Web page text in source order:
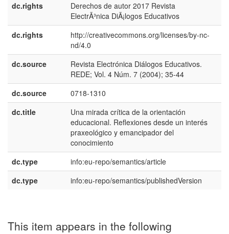
dc.rights
Derechos de autor 2017 Revista
ElectrÃ³nica DiÃ¡logos Educativos
dc.rights
http://creativecommons.org/licenses/by-nc-
nd/4.0
dc.source
Revista Electrónica Diálogos Educativos.
REDE; Vol. 4 Núm. 7 (2004); 35-44
dc.source
0718-1310
dc.title
Una mirada crítica de la orientación
educacional. Reflexiones desde un interés
praxeológico y emancipador del
conocimiento
dc.type
info:eu-repo/semantics/article
dc.type
info:eu-repo/semantics/publishedVersion
This item appears in the following